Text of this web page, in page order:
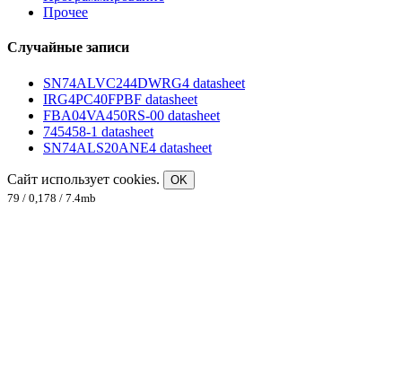
Прочее
Случайные записи
SN74ALVC244DWRG4 datasheet
IRG4PC40FPBF datasheet
FBA04VA450RS-00 datasheet
745458-1 datasheet
SN74ALS20ANE4 datasheet
Сайт использует cookies.
OK
79 / 0,178 / 7.4mb